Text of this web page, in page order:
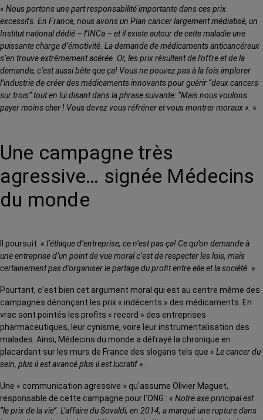
« Nous portons une part responsabilité importante dans ces prix
excessifs. En France, nous avons un Plan cancer largement médiatisé, un
Institut national dédié – l’INCa – et il existe autour de cette maladie une
puissante charge d’émotivité. La demande de médicaments anticancéreux
s’en trouve extrêmement acérée. Or, les prix résultent de l’offre et de la
demande, c’est aussi bête que ça! Vous ne pouvez pas à la fois implorer
l’industrie de créer des médicaments innovants pour guérir ‘‘deux cancers
sur trois’’ tout en lui disant dans la phrase suivante: ‘‘Mais nous voulons
payer moins cher ! Vous devez vous réfréner et vous montrer moraux ». »
Une campagne très
agressive… signée Médecins
du monde
Il poursuit: « l’éthique d’entreprise, ce n’est pas ça! Ce qu’on demande à
une entreprise d’un point de vue moral c’est de respecter les lois, mais
certainement pas d’organiser le partage du profit entre elle et la société. »
Pourtant, c’est bien cet argument moral qui est au centre même des
campagnes dénonçant les prix « indécents » des médicaments. En
vrac sont pointés les profits « record » des entreprises
pharmaceutiques, leur cynisme, voire leur instrumentalisation des
malades. Ainsi, Médecins du monde a défrayé la chronique en
placardant sur les murs de France des slogans tels que « Le cancer du
sein, plus il est avancé plus il est lucratif».
Une « communication agressive » qu’assume Olivier Maguet,
responsable de cette campagne pour l’ONG : « Notre axe principal est
‘‘le prix de la vie’’. L’affaire du Sovaldi, en 2014, a marqué une rupture dans